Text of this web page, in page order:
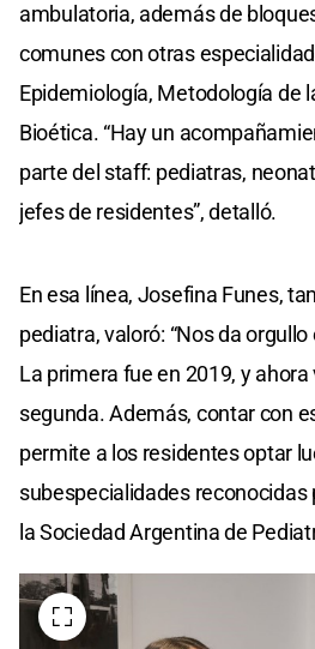
ambulatoria, además de
comunes con otras
Epidemiología, Metodología de
Bioética. “Hay un
parte del staff: pediatras,
jefes de residentes”, detalló.
En esa línea, Josefina Funes,
pediatra, valoró: “Nos da
La primera fue en 2019, y
segunda. Además, contar con
permite a los residentes optar
subespecialidades reconocidas
la Sociedad Argentina de